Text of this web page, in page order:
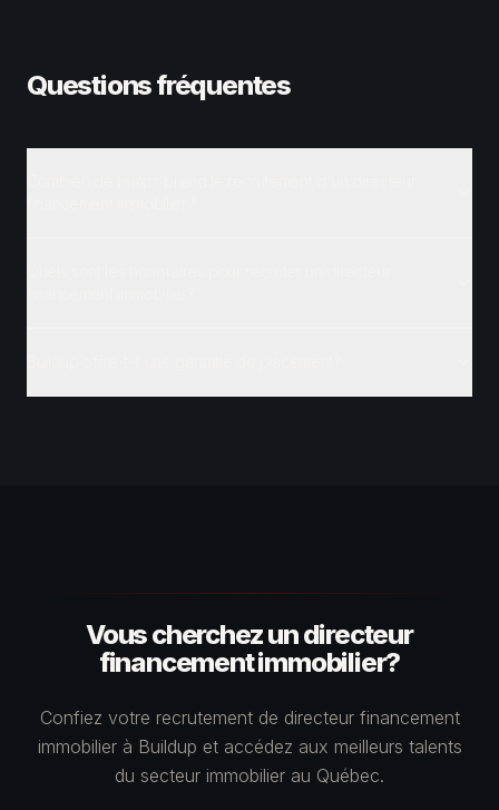
Questions fréquentes
Vous cherchez un directeur
financement immobilier?
Confiez votre recrutement de directeur financement
immobilier à Buildup et accédez aux meilleurs talents
du secteur immobilier au Québec.